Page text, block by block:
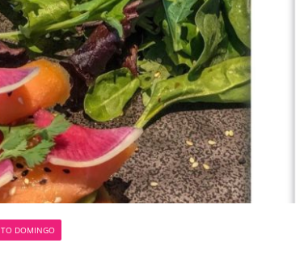
DOMINGO